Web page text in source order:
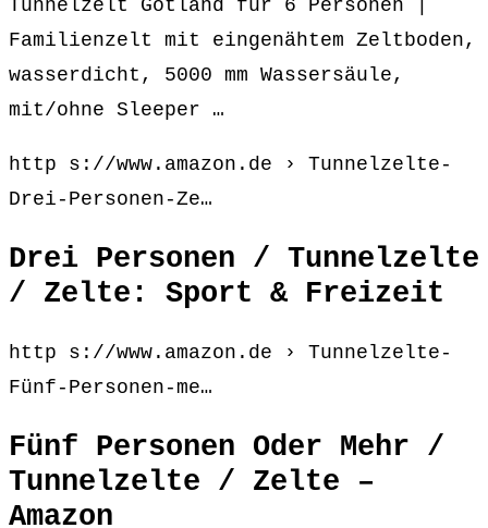
Tunnelzelt Gotland für 6 Personen |
Familienzelt mit eingenähtem Zeltboden,
wasserdicht, 5000 mm Wassersäule,
mit/ohne Sleeper …
http s://www.amazon.de › Tunnelzelte-
Drei-Personen-Ze…
Drei Personen / Tunnelzelte
/ Zelte: Sport & Freizeit
http s://www.amazon.de › Tunnelzelte-
Fünf-Personen-me…
Fünf Personen Oder Mehr /
Tunnelzelte / Zelte –
Amazon